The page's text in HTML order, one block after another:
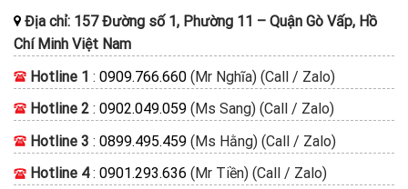
Địa chỉ: 157 Đường số 1, Phường 11 – Quận Gò Vấp, Hồ
Chí Minh Việt Nam
Hotline 1 : 0909.766.660 (Mr Nghĩa) (Call / Zalo)
Hotline 2 : 0902.049.059 (Ms Sang) (Call / Zalo)
Hotline 3 : 0899.495.459 (Ms Hằng) (Call / Zalo)
Hotline 4: 0901.293.636 (Mr Tiền) (Call / Zalo)